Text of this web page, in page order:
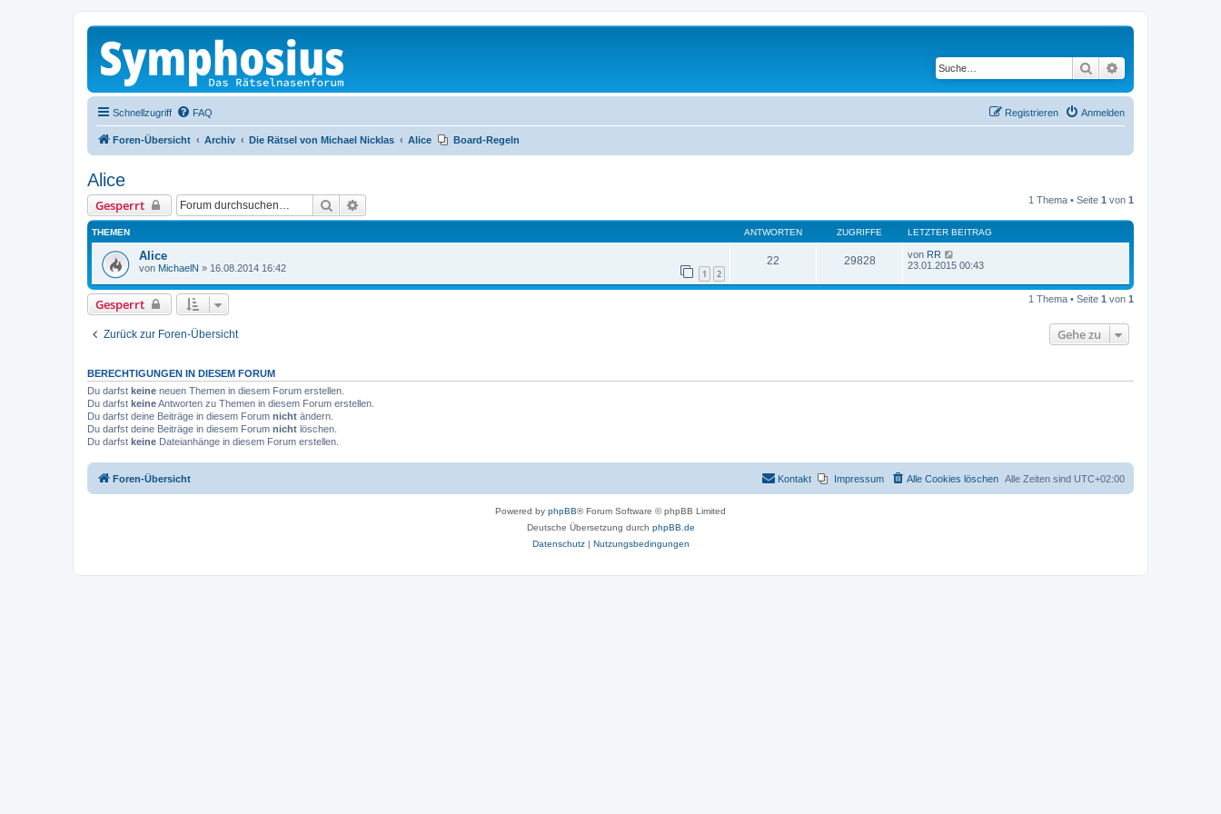
Suche
Schnellzugriff FAQ Anmelden
Registrieren
Foren-Übersicht Archiv Die Rätsel von Michael Nicklas Alice Board-Regeln
Alice
Gesperrt Suche 1 Thema • Seite 1 von 1
THEMEN ANTWORTEN ZUGRIFFE LETZTER BEITRAG
Alice
von MichaelN » 16.08.2014 16:42 1 2
22 29828 von RR
23.01.2015 00:43
Gesperrt 1 Thema • Seite 1 von 1
Zurück zur Foren-Übersicht Gehe zu
BERECHTIGUNGEN IN DIESEM FORUM
Du darfst keine neuen Themen in diesem Forum erstellen.
Du darfst keineAntworten zu Themen in diesem Forum erstellen.
Du darfst deine Beiträge in diesem Forum nicht ändern.
Du darfst deine Beiträge in diesem Forum nicht löschen.
Du darfst keine Dateianhänge in diesem Forum erstellen.
Foren-Übersicht Alle Zeiten sind UTC+02:00
Alle Cookies löschen
Impressum
Kontakt
Powered by phpBB® Forum Software © phpBB Limited
Deutsche Übersetzung durch phpBB.de
Datenschutz| Nutzungsbedingungen